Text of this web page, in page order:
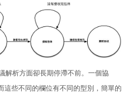
解析方面卻長期停滯不前。 一個協
這些不同的欄位有不同的型別，簡單的